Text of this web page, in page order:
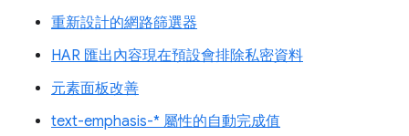
重新設計的網路篩選器
HAR 匯出內容現在預設會排除私密資料
元素面板改善
text-emphasis-* 屬性的自動完成值